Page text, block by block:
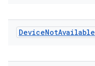
DeviceNotAvailable